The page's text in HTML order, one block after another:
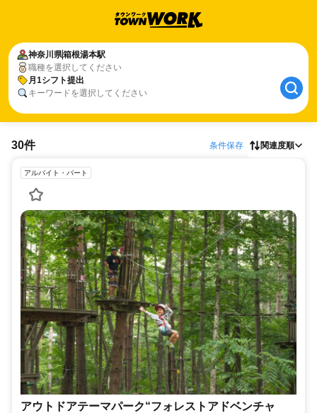
神奈川県箱根湯本駅
職種を選択してください
月1シフト提出
キーワードを選択してください
30件 条件保存 関連度順
アルバイト・パート
アウトドアテーマパーク“フォレストアドベンチャ